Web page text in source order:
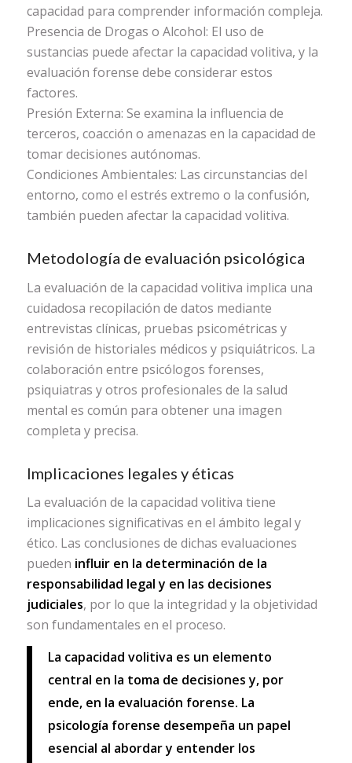
capacidad para comprender información compleja.
Presencia de Drogas o Alcohol: El uso de
sustancias puede afectar la capacidad volitiva, y la
evaluación forense debe considerar estos
factores.
Presión Externa: Se examina la influencia de
terceros, coacción o amenazas en la capacidad de
tomar decisiones autónomas.
Condiciones Ambientales: Las circunstancias del
entorno, como el estrés extremo o la confusión,
también pueden afectar la capacidad volitiva.
Metodología de evaluación psicológica
La evaluación de la capacidad volitiva implica una
cuidadosa recopilación de datos mediante
entrevistas clínicas, pruebas psicométricas y
revisión de historiales médicos y psiquiátricos. La
colaboración entre psicólogos forenses,
psiquiatras y otros profesionales de la salud
mental es común para obtener una imagen
completa y precisa.
Implicaciones legales y éticas
La evaluación de la capacidad volitiva tiene
implicaciones significativas en el ámbito legal y
ético. Las conclusiones de dichas evaluaciones
pueden influir en la determinación de la
responsabilidad legal y en las decisiones
judiciales, por lo que la integridad y la objetividad
son fundamentales en el proceso.
La capacidad volitiva es un elemento
central en la toma de decisiones y, por
ende, en la evaluación forense. La
psicología forense desempeña un papel
esencial al abordar y entender los